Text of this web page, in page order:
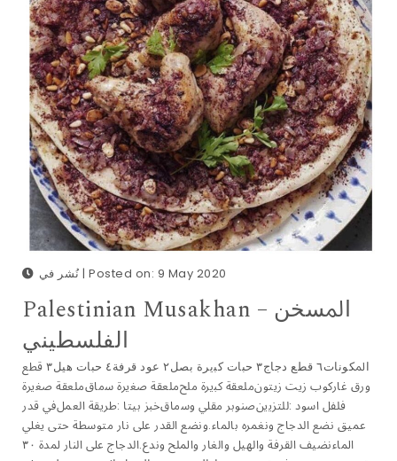
نُشر في | Posted on: 9 May 2020
Palestinian Musakhan – اﳌﺴﺨﻦ
اﻟﻔﻠﺴﻄﻴﻨﻲ
اﳌﻜﻮﻧﺎت٦ ﻗﻄﻊ دﺟﺎج٣ ﺣﺒﺎت ﻛﺒيرة ﺑﺼﻞ٢ ﻋﻮد ﻗﺮﻓﺔ٤ ﺣﺒﺎت ﻫﻴﻞ٣ ﻗﻄﻊ
ورق ﻏﺎرﻛﻮب زﻳﺖ زﻳﺘﻮنﻣﻠﻌﻘﺔ ﻛﺒيرة ﻣﻠﺢﻣﻠﻌﻘﺔ ﺻﻐيرة ﺳماقﻣﻠﻌﻘﺔ ﺻﻐيرة
ﻓﻠﻔﻞ اﺳﻮد :ﻟﻠﺘﺰﻳينﺻﻨﻮﺑﺮ ﻣﻘﲇ وﺳماقﺧﺒﺰ ﺑﻴﺘﺎ :ﻃﺮﻳﻘﺔ اﻟﻌﻤﻞﰲ ﻗﺪر
ﻋﻤﻴﻖ ﻧﻀﻊ اﻟﺪﺟﺎج وﻧﻐﻤﺮه ﺑﺎﳌﺎء.وﻧﻀﻊ اﻟﻘﺪر ﻋﲆ ﻧﺎر ﻣﺘﻮﺳﻄﺔ ﺣﺘﻰ ﻳﻐﲇ
اﳌﺎءﻧﻀﻴﻒ اﻟﻘﺮﻓﺔ واﻟﻬﻴﻞ واﻟﻐﺎر واﳌﻠﺢ وﻧﺪع.اﻟﺪﺟﺎج ﻋﲆ اﻟﻨﺎر ﳌﺪة ٣٠